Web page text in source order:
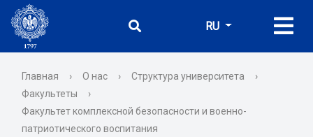
RU
Главная › О нас › Структура университета
›
Факультеты
›
Факультет комплексной безопасности и военно-
патриотического воспитания